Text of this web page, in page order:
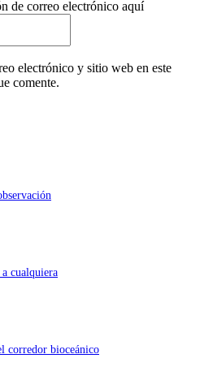
de correo electrónico aquí
electrónico y sitio web en este
comente.
cualquiera
corredor bioceánico